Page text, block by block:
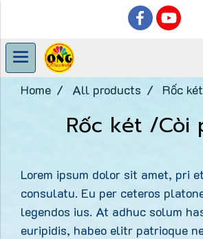
Home All products Rốc
Rốc két /Còi
Lorem ipsum dolor sit amet, pri
consulatu. Eu per ceteros
legendos ius. At adhuc solum
euripidis, habeo elitr patrioque